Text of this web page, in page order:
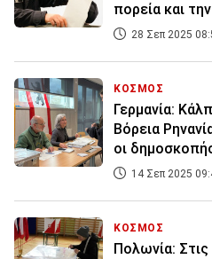
πορεία και
28 Σεπ 2025
ΚΟΣΜΟΣ
Γερμανία:
Βόρεια
οι
14 Σεπ 2025
ΚΟΣΜΟΣ
Πολωνία: